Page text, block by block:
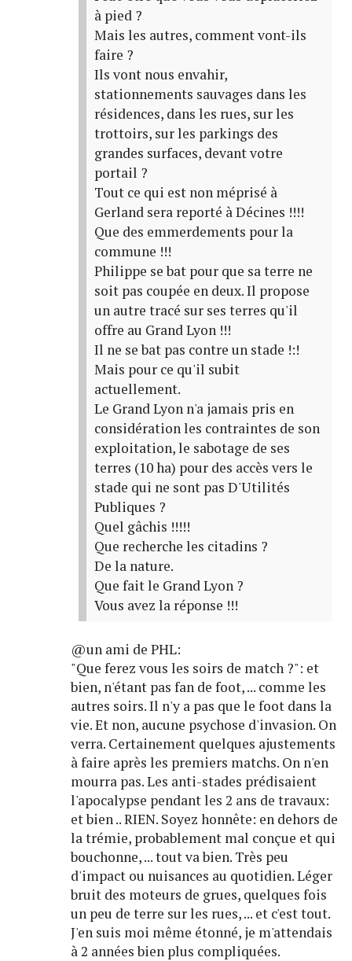
à pied ?
Mais les autres, comment vont-ils
faire ?
Ils vont nous envahir,
stationnements sauvages dans les
résidences, dans les rues, sur les
trottoirs, sur les parkings des
grandes surfaces, devant votre
portail ?
Tout ce qui est non méprisé à
Gerland sera reporté à Décines !!!!
Que des emmerdements pour la
commune !!!
Philippe se bat pour que sa terre ne
soit pas coupée en deux. Il propose
un autre tracé sur ses terres qu'il
offre au Grand Lyon !!!
Il ne se bat pas contre un stade !:!
Mais pour ce qu'il subit
actuellement.
Le Grand Lyon n'a jamais pris en
considération les contraintes de son
exploitation, le sabotage de ses
terres (10 ha) pour des accès vers le
stade qui ne sont pas D'Utilités
Publiques ?
Quel gâchis !!!!!
Que recherche les citadins ?
De la nature.
Que fait le Grand Lyon ?
Vous avez la réponse !!!
@un ami de PHL:
"Que ferez vous les soirs de match ?": et
bien, n'étant pas fan de foot, ... comme les
autres soirs. Il n'y a pas que le foot dans la
vie. Et non, aucune psychose d'invasion. On
verra. Certainement quelques ajustements
à faire après les premiers matchs. On n'en
mourra pas. Les anti-stades prédisaient
l'apocalypse pendant les 2 ans de travaux:
et bien .. RIEN. Soyez honnête: en dehors de
la trémie, probablement mal conçue et qui
bouchonne, ... tout va bien. Très peu
d'impact ou nuisances au quotidien. Léger
bruit des moteurs de grues, quelques fois
un peu de terre sur les rues, ... et c'est tout.
J'en suis moi même étonné, je m'attendais
à 2 années bien plus compliquées.